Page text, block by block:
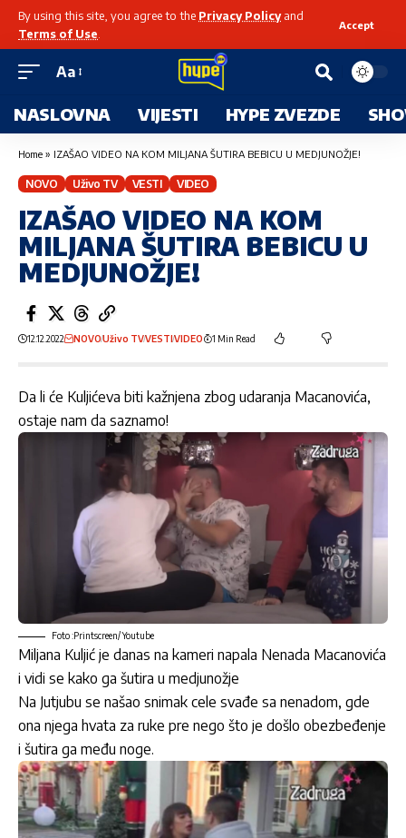
By using this site, you agree to the Privacy Policyand
Terms of Use
Accept
Aa
NASLOVNA VIJESTI HYPE ZVEZDE
Home » IZAŠAO VIDEO NA KOM MILJANA ŠUTIRA BEBICU U MEDJUNOŽJE!
NOVO Uživo TV VESTI VIDEO
IZAŠAO VIDEO NA KOM
MILJANA ŠUTIRA BEBICU U
MEDJUNOŽJE!
12.12.2022 NOVOUživo TVVESTIVIDEO 1 Min Read
Da li će Kuljićeva biti kažnjena zbog udaranja Macanovića,
ostaje nam da saznamo!
Foto :Printscreen/ Youtube
Miljana Kuljić je danas na kameri napala Nenada Macanovića
i vidi se kako ga šutira u medjunožje
Na Jutjubu se našao snimak cele svađe sa nenadom, gde
ona njega hvata za ruke pre nego što je došlo obezbeđenje
i šutira ga među noge.